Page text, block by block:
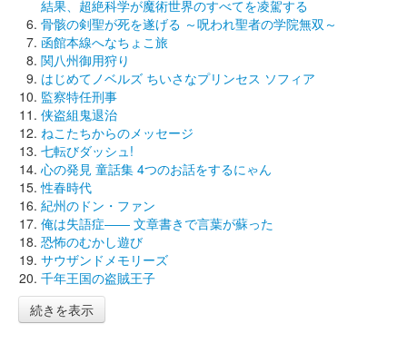
結果、超絶科学が魔術世界のすべてを凌駕する
骨骸の剣聖が死を遂げる ～呪われ聖者の学院無双～
函館本線へなちょこ旅
関八州御用狩り
はじめてノベルズ ちいさなプリンセス ソフィア
監察特任刑事
侠盗組鬼退治
ねこたちからのメッセージ
七転びダッシュ!
心の発見 童話集 4つのお話をするにゃん
性春時代
紀州のドン・ファン
俺は失語症―― 文章書きで言葉が蘇った
恐怖のむかし遊び
サウザンドメモリーズ
千年王国の盗賊王子
続きを表示